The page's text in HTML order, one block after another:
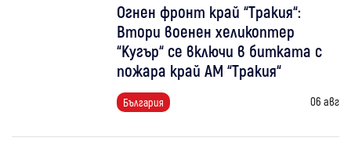
Огнен фронт край “Тракия“:
Втори военен хеликоптер
“Кугър“ се включи в битката с
пожара край АМ “Тракия“
България 06 авг